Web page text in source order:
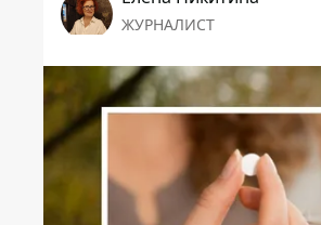
ЖУРНАЛИСТ